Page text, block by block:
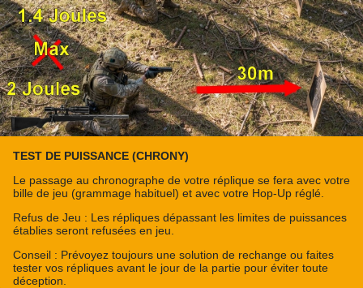
TEST DE PUISSANCE (CHRONY)
Le passage au chronographe de votre réplique se fera avec votre
bille de jeu (grammage habituel) et avec votre Hop-Up réglé.
Refus de Jeu : Les répliques dépassant les limites de puissances
établies seront refusées en jeu.
Conseil : Prévoyez toujours une solution de rechange ou faites
tester vos répliques avant le jour de la partie pour éviter toute
déception.